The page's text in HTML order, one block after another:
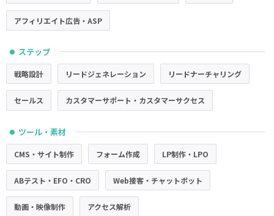
アフィリエイト広告・ASP
● ステップ
戦略設計 リードジェネレーション リードナーチャリング
セールス カスタマーサポート・カスタマーサクセス
● ツール・素材
CMS・サイト制作 フォーム作成 LP制作・LPO
ABテスト・EFO・CRO Web接客・チャットボット
動画・映像制作 アクセス解析